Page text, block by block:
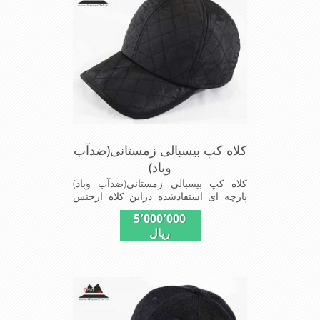
ازدیگرخصوصیات این کلاه می باشند
کلاه کپ بیسبالی زمستانی(ضدآب
وباد)
کلاه کپ بیسبالی زمستانی(ضدآب وباد)
پارچه ای استفادشده دراین کلاه ازجنس
ازجنس شمعی برای دوخت کاپشن بارانی
استفاده می شودبا آستر ضخیم که مناسب
عالی,دوخت مناسب,سبکی, خوش فرمی
ازدیگرخصوصیات این کلاه می باشند
5٬000٬000
ریال